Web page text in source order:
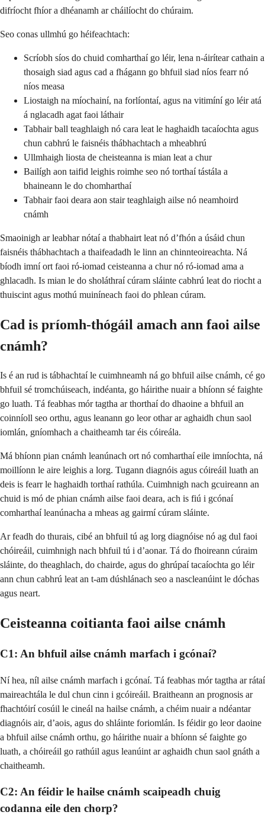
difríocht fhíor a dhéanamh ar cháilíocht do chúraim.
Seo conas ullmhú go héifeachtach:
Scríobh síos do chuid comharthaí go léir, lena n-áirítear cathain a
thosaigh siad agus cad a fhágann go bhfuil siad níos fearr nó
níos measa
Liostaigh na míochainí, na forlíontaí, agus na vitimíní go léir atá
á nglacadh agat faoi láthair
Tabhair ball teaghlaigh nó cara leat le haghaidh tacaíochta agus
chun cabhrú le faisnéis thábhachtach a mheabhrú
Ullmhaigh liosta de cheisteanna is mian leat a chur
Bailígh aon taifid leighis roimhe seo nó torthaí tástála a
bhaineann le do chomharthaí
Tabhair faoi deara aon stair teaghlaigh ailse nó neamhoird
cnámh
Smaoinigh ar leabhar nótaí a thabhairt leat nó d’fhón a úsáid chun
faisnéis thábhachtach a thaifeadadh le linn an chinnteoireachta. Ná
bíodh imní ort faoi ró-iomad ceisteanna a chur nó ró-iomad ama a
ghlacadh. Is mian le do sholáthraí cúram sláinte cabhrú leat do riocht a
thuiscint agus mothú muiníneach faoi do phlean cúram.
Cad is príomh-thógáil amach ann faoi ailse
cnámh?
Is é an rud is tábhachtaí le cuimhneamh ná go bhfuil ailse cnámh, cé go
bhfuil sé tromchúiseach, indéanta, go háirithe nuair a bhíonn sé faighte
go luath. Tá feabhas mór tagtha ar thorthaí do dhaoine a bhfuil an
coinníoll seo orthu, agus leanann go leor othar ar aghaidh chun saol
iomlán, gníomhach a chaitheamh tar éis cóireála.
Má bhíonn pian cnámh leanúnach ort nó comharthaí eile imníochta, ná
moillíonn le aire leighis a lorg. Tugann diagnóis agus cóireáil luath an
deis is fearr le haghaidh torthaí rathúla. Cuimhnigh nach gcuireann an
chuid is mó de phian cnámh ailse faoi deara, ach is fiú i gcónaí
comharthaí leanúnacha a mheas ag gairmí cúram sláinte.
Ar feadh do thurais, cibé an bhfuil tú ag lorg diagnóise nó ag dul faoi
chóireáil, cuimhnigh nach bhfuil tú i d’aonar. Tá do fhoireann cúraim
sláinte, do theaghlach, do chairde, agus do ghrúpaí tacaíochta go léir
ann chun cabhrú leat an t-am dúshlánach seo a nascleanúint le dóchas
agus neart.
Ceisteanna coitianta faoi ailse cnámh
C1: An bhfuil ailse cnámh marfach i gcónaí?
Ní hea, níl ailse cnámh marfach i gcónaí. Tá feabhas mór tagtha ar rátaí
maireachtála le dul chun cinn i gcóireáil. Braitheann an prognosis ar
fhachtóirí cosúil le cineál na hailse cnámh, a chéim nuair a ndéantar
diagnóis air, d’aois, agus do shláinte foriomlán. Is féidir go leor daoine
a bhfuil ailse cnámh orthu, go háirithe nuair a bhíonn sé faighte go
luath, a chóireáil go rathúil agus leanúint ar aghaidh chun saol gnáth a
chaitheamh.
C2: An féidir le hailse cnámh scaipeadh chuig
codanna eile den chorp?